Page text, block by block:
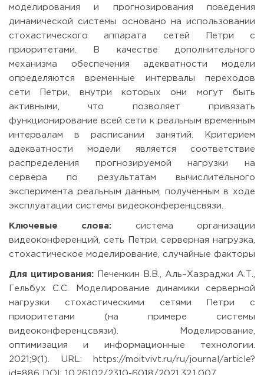
моделирования и прогнозирования поведения
динамической системы основано на использовании
стохастического аппарата сетей Петри с
приоритетами. В качестве дополнительного
механизма обеспечения адекватности модели
определяются временные интервалы переходов
сети Петри, внутри которых они могут быть
активными, что позволяет привязать
функционирование всей сети к реальным временным
интервалам в расписании занятий. Критерием
адекватности модели является соответствие
распределения прогнозируемой нагрузки на
сервера по результатам вычислительного
эксперимента реальным данным, полученным в ходе
эксплуатации системы видеоконференцсвязи.
Ключевые слова: система организации
видеоконференций, сеть Петри, серверная нагрузка,
стохастическое моделирование, случайные факторы
Для цитирования: Печенкин В.В., Аль–Хазраджи А.Т.,
Гельбух С.С. Моделирование динамики серверной
нагрузки стохастическими сетями Петри с
приоритетами (на примере системы
видеоконференцсвязи). Моделирование,
оптимизация и информационные технологии.
2021;9(1). URL: https://moitvivt.ru/ru/journal/article?